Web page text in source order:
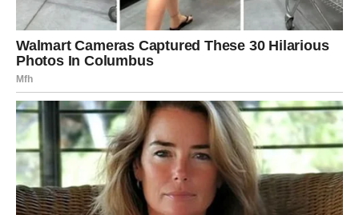
Osim temperature, postoji nekoliko jednostavnih trikova koji
mogu napraviti veliku razliku:
1. Ne miješajte bijelo i obojeno rublje
Čak i ako tamna odjeća ne pušta vidljivu boju, sitne čestice
pigmenata mogu se prenijeti na bijelu tkaninu i s vremenom
uzrokovati sivilo.